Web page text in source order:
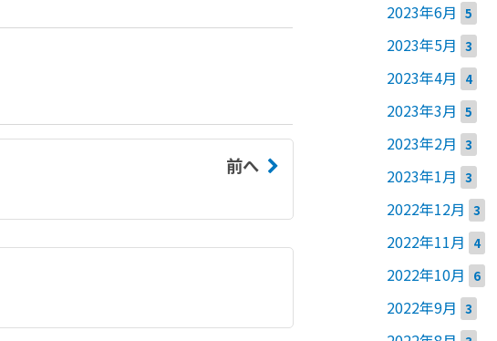
前へ
2023年6月 5
2023年5月 3
2023年4月 4
2023年3月 5
2023年2月 3
2023年1月 3
2022年12月 3
2022年11月 4
2022年10月 6
2022年9月 3